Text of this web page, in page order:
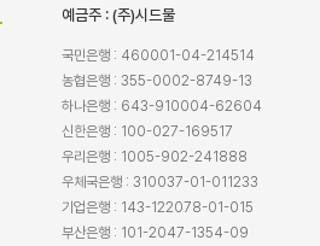
예금주 : (주)시드물
국민은행 : 460001-04-214514
농협은행 : 355-0002-8749-13
하나은행 : 643-910004-62604
신한은행 : 100-027-169517
우리은행 : 1005-902-241888
우체국은행 : 310037-01-011233
기업은행 : 143-122078-01-015
부산은행 : 101-2047-1354-09